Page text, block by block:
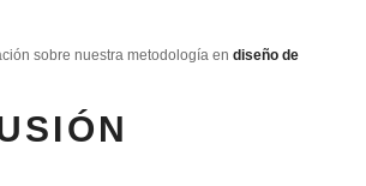
sobre nuestra metodología en diseño de